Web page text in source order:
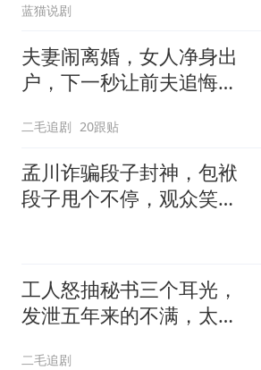
蓝猫说剧
夫妻闹离婚，女人净身出
户，下一秒让前夫追悔莫
二毛追剧 20跟贴
孟川诈骗段子封神，包袱
段子甩个不停，观众笑到
工人怒抽秘书三个耳光，
发泄五年来的不满，太解
二毛追剧